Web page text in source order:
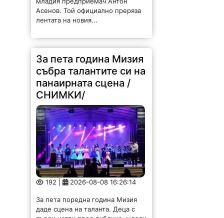
Асенов. Той официално преряза
лентата на новия...
За пета година Мизия
събра талантите си на
панаирната сцена /
СНИМКИ/
192 | 2026-08-08 16:26:14
За пета поредна година Мизия
даде сцена на таланта. Деца с